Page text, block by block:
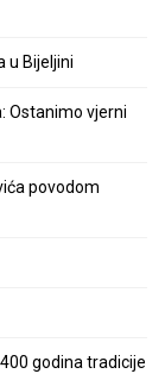
u Bijeljini
Ostanimo vjerni
povodom
godina tradicije